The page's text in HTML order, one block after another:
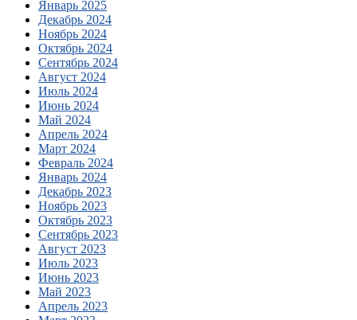
Январь 2025
Декабрь 2024
Ноябрь 2024
Октябрь 2024
Сентябрь 2024
Август 2024
Июль 2024
Июнь 2024
Май 2024
Апрель 2024
Март 2024
Февраль 2024
Январь 2024
Декабрь 2023
Ноябрь 2023
Октябрь 2023
Сентябрь 2023
Август 2023
Июль 2023
Июнь 2023
Май 2023
Апрель 2023